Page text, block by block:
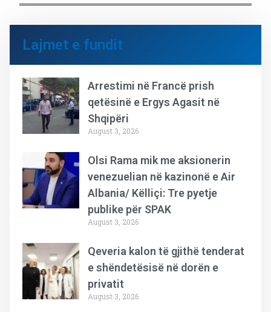
Lajmet e fundit
Arrestimi në Francë prish
qetësinë e Ergys Agasit në
Shqipëri
August 3, 2026
Olsi Rama mik me aksionerin
venezuelian në kazinonë e Air
Albania/ Këlliçi: Tre pyetje
publike për SPAK
August 3, 2026
Qeveria kalon të gjithë tenderat
e shëndetësisë në dorën e
privatit
August 3, 2026